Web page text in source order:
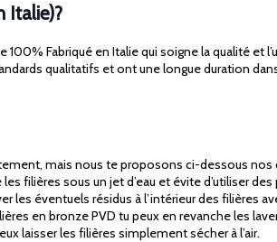
Italie)?
Fabriqué en Italie qui soigne la qualité et
qualitatifs et ont une longue duration
mais nous te proposons ci-dessous
filières sous un jet d’eau et évite d’utiliser
les éventuels résidus à l’intérieur des filières
en bronze PVD tu peux en revanche les
laisser les filières simplement sécher à l’air.